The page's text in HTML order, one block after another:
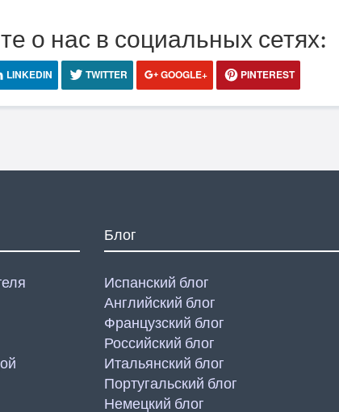
о нас в социальных сетях:
LINKEDIN TWITTER GOOGLE+ PINTEREST
Блог
Испанский блог
Английский блог
Французский блог
Российский блог
Итальянский блог
Португальский блог
Немецкий блог